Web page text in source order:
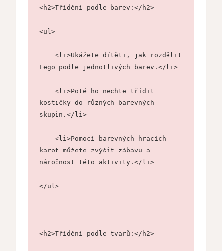
<h2>Třídění podle barev:</h2>
<ul>
Lego podle jednotlivých barev.</li>
kostičky do různých barevných
skupin.</li>
karet můžete zvýšit zábavu a
náročnost této aktivity.</li>
</ul>
<h2>Třídění podle tvarů:</h2>